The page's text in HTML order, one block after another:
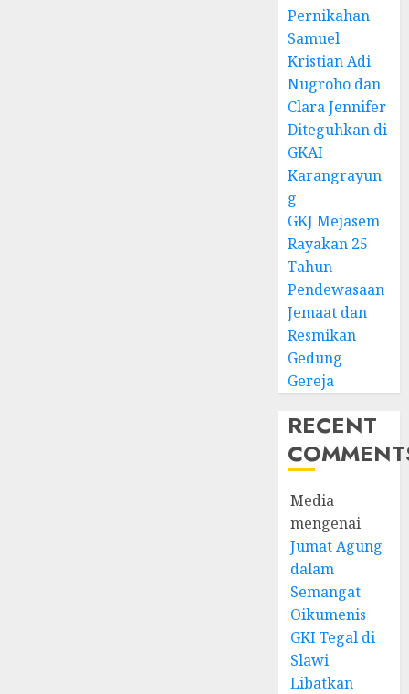
Pernikahan
Samuel
Kristian Adi
Nugroho dan
Clara Jennifer
Diteguhkan di
GKAI
Karangrayun
g
GKJ Mejasem
Rayakan 25
Tahun
Pendewasaan
Jemaat dan
Resmikan
Gedung
Gereja
RECENT
Media
mengenai
Jumat Agung
dalam
Semangat
Oikumenis
GKI Tegal di
Slawi
Libatkan